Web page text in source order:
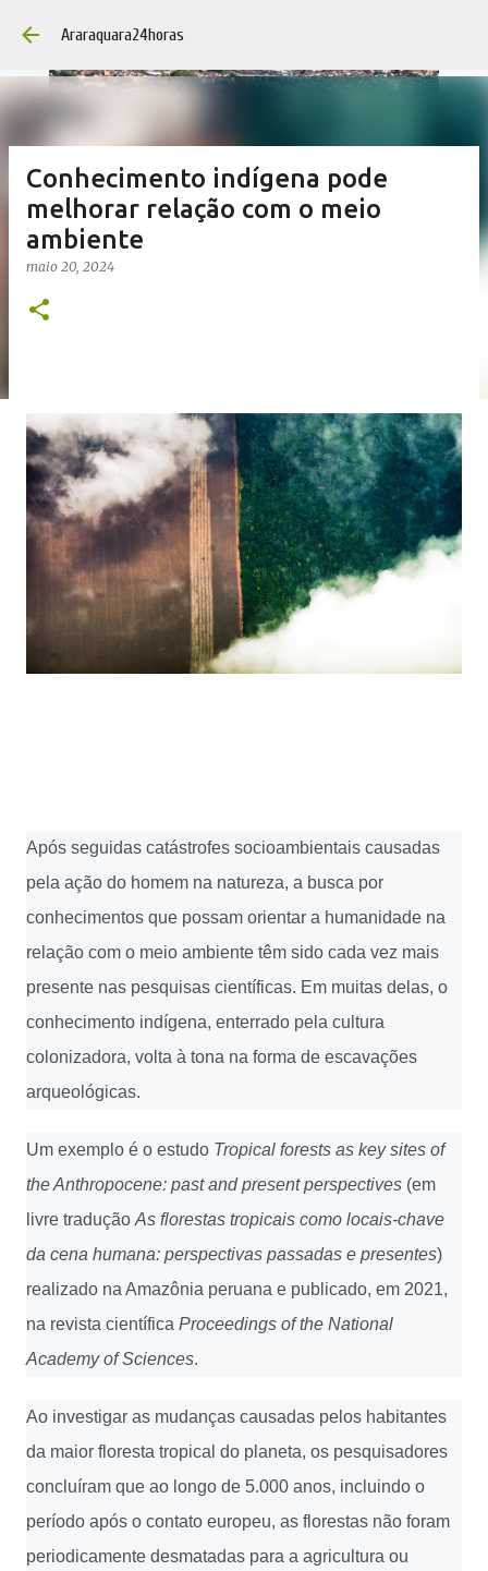
Araraquara24horas
Conhecimento indígena pode
melhorar relação com o meio
ambiente
maio 20, 2024
Após seguidas catástrofes socioambientais causadas
pela ação do homem na natureza, a busca por
conhecimentos que possam orientar a humanidade na
relação com o meio ambiente têm sido cada vez mais
presente nas pesquisas científicas. Em muitas delas, o
conhecimento indígena, enterrado pela cultura
colonizadora, volta à tona na forma de escavações
arqueológicas.
Um exemplo é o estudo Tropical forests as key sites of
the Anthropocene: past and present perspectives (em
livre tradução As florestas tropicais como locais-chave
da cena humana: perspectivas passadas e presentes)
realizado na Amazônia peruana e publicado, em 2021,
na revista científica Proceedings of the National
Academy of Sciences.
Ao investigar as mudanças causadas pelos habitantes
da maior floresta tropical do planeta, os pesquisadores
concluíram que ao longo de 5.000 anos, incluindo o
período após o contato europeu, as florestas não foram
periodicamente desmatadas para a agricultura ou